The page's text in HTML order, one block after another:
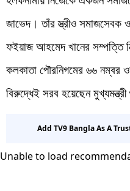
জাভেদ। তাঁর স্ত্রীও সমাজসেবক
ফইয়াজ আহমেদ খানের সম্পত্তি
কলকাতা পৌরনিগমের ৬৬ নম্বর
বিরুদ্ধেই সরব হয়েছেন মুখ্যমন্ত্রী
Add TV9 Bangla As A
Unable to load